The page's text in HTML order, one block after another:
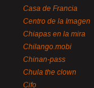
Casa de Francia
Centro de la Imagen
Chiapas en la mira
Chilango.mobi
Chinan-pass
Chula the clown
Cifo